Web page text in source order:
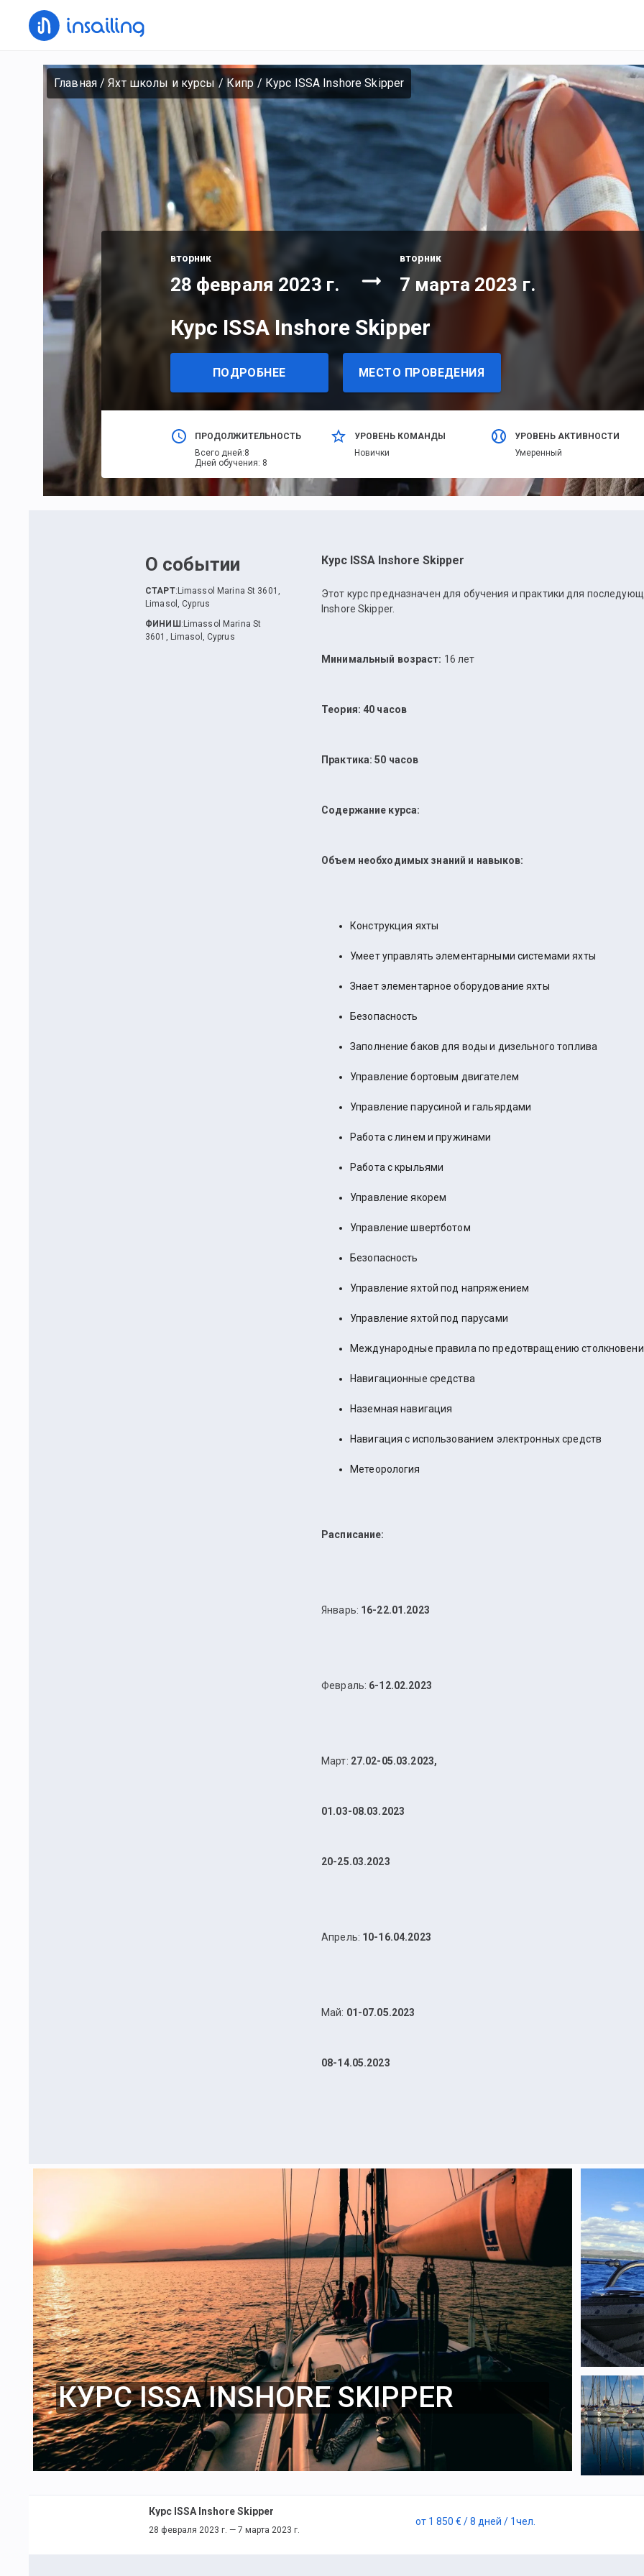
Главная/Яхт школы и курсы/ Кипр / Курс ISSA Inshore Skipper
вторник
28 февраля 2023 г.
вторник
7 марта 2023 г.
Курс ISSA Inshore Skipper
ПОДРОБНЕЕ МЕСТО ПРОВЕДЕНИЯ
ПРОДОЛЖИТЕЛЬНОСТЬ
Всего дней:8
Дней обучения: 8
УРОВЕНЬ КОМАНДЫ
Новички
УРОВЕНЬ АКТИВНОСТИ
Умеренный
О событии
СТАРТ: Limassol Marina St 3601,
Limasol, Cyprus
ФИНИШ : Limassol Marina St
3601, Limasol, Cyprus
Курс ISSA Inshore Skipper
Этот курс предназначен для обучения и практики для
Inshore Skipper.
Минимальный возраст: 16 лет
Теория: 40 часов
Практика: 50 часов
Содержание курса:
Объем необходимых знаний и навыков:
Конструкция яхты
Умеет управлять элементарными системами яхты
Знает элементарное оборудование яхты
Безопасность
Заполнение баков для воды и дизельного топлива
Управление бортовым двигателем
Управление парусиной и гальярдами
Работа с линем и пружинами
Работа с крыльями
Управление якорем
Управление швертботом
Безопасность
Управление яхтой под напряжением
Управление яхтой под парусами
Международные правила по предотвращению
Навигационные средства
Наземная навигация
Навигация с использованием электронных средств
Метеорология
Расписание:
Январь: 16-22.01.2023
Февраль: 6-12.02.2023
Март: 27.02-05.03.2023,
01.03-08.03.2023
20-25.03.2023
Апрель: 10-16.04.2023
Май: 01-07.05.2023
08-14.05.2023
КУРС ISSA INSHORE SKIPPER
Курс ISSA Inshore Skipper
28 февраля 2023 г. — 7 марта 2023 г.
от 1 850 € / 8 дней / 1чел.